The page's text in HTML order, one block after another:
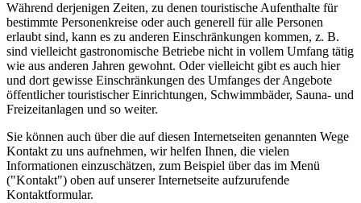
Während derjenigen Zeiten, zu denen touristische Aufenthalte für
bestimmte Personenkreise oder auch generell für alle Personen
erlaubt sind, kann es zu anderen Einschränkungen kommen, z. B.
sind vielleicht gastronomische Betriebe nicht in vollem Umfang tätig
wie aus anderen Jahren gewohnt. Oder vielleicht gibt es auch hier
und dort gewisse Einschränkungen des Umfanges der Angebote
öffentlicher touristischer Einrichtungen, Schwimmbäder, Sauna- und
Freizeitanlagen und so weiter.
Sie können auch über die auf diesen Internetseiten genannten Wege
Kontakt zu uns aufnehmen, wir helfen Ihnen, die vielen
Informationen einzuschätzen, zum Beispiel über das im Menü
("Kontakt") oben auf unserer Internetseite aufzurufende
Kontaktformular.